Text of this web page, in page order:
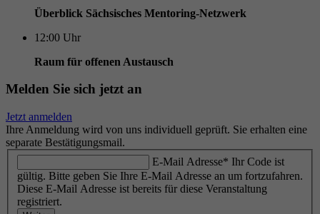
Überblick Sächsisches Mentoring-Netzwerk
12:00 Uhr
Raum für offenen Austausch
Melden Sie sich jetzt an
Jetzt anmelden
Ihre Anmeldung wird von uns individuell geprüft. Sie erhalten eine
separate Bestätigungsmail.
E-Mail Adresse* Ihr Code ist
gültig. Bitte geben Sie Ihre E-Mail Adresse an um fortzufahren.
Diese E-Mail Adresse ist bereits für diese Veranstaltung
registriert.